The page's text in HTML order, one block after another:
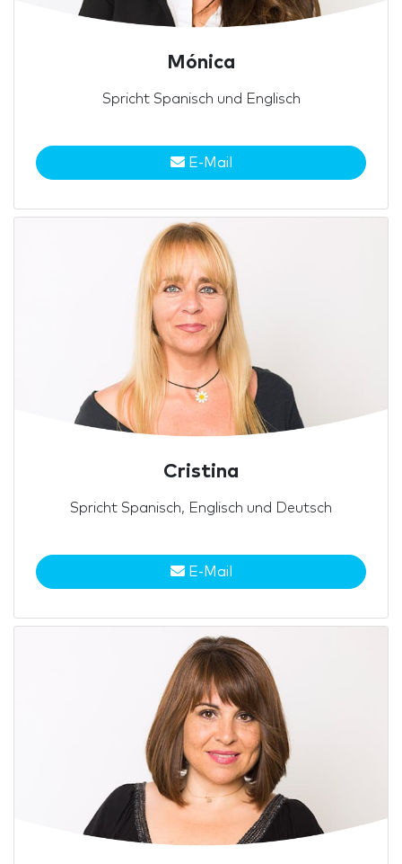
Mónica
Spricht Spanisch und Englisch
E-Mail
Cristina
Spricht Spanisch, Englisch und Deutsch
E-Mail